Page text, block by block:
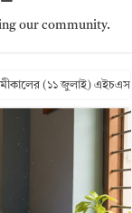
our community.
(১১ জুলাই)